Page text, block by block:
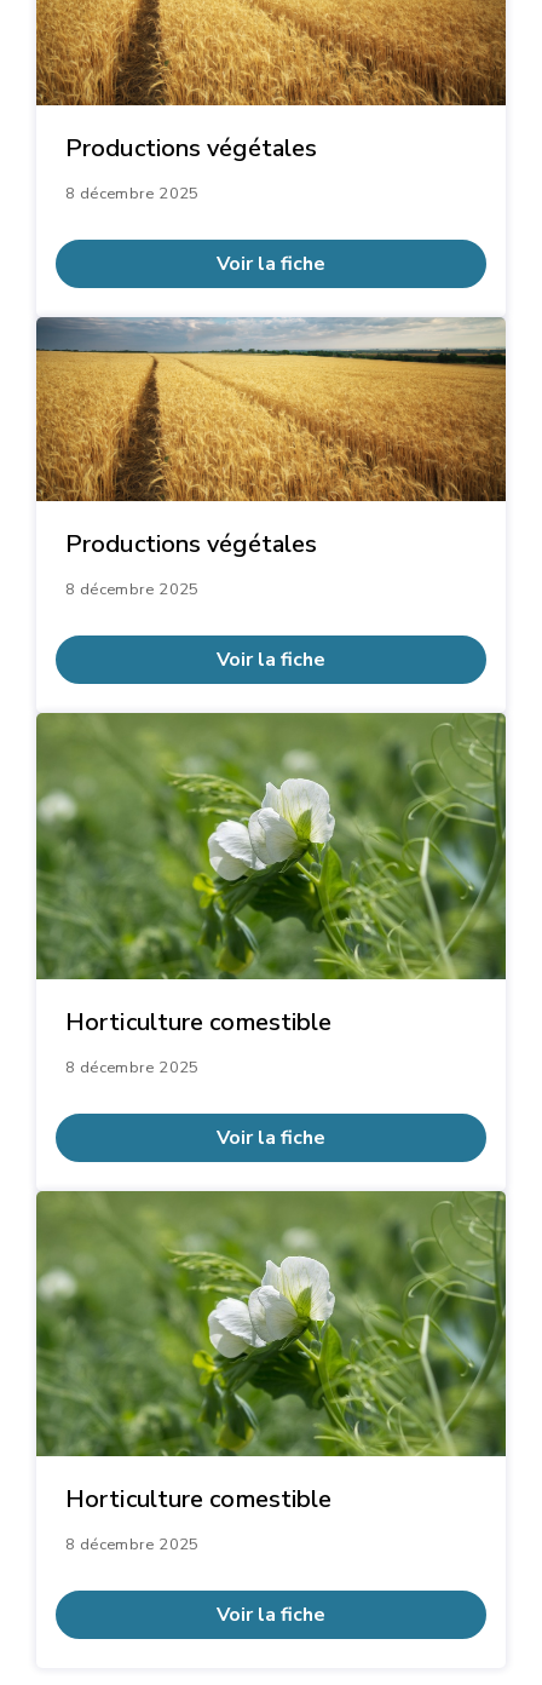
Productions végétales
8 décembre 2025
Voir la fiche
Productions végétales
8 décembre 2025
Voir la fiche
Horticulture comestible
8 décembre 2025
Voir la fiche
Horticulture comestible
8 décembre 2025
Voir la fiche